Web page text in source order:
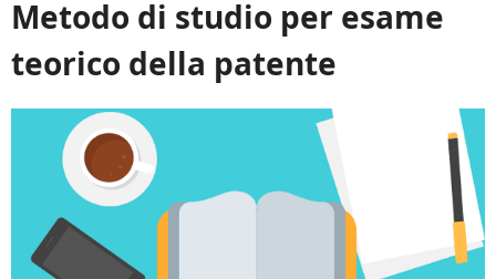
Metodo di studio per esame
teorico della patente